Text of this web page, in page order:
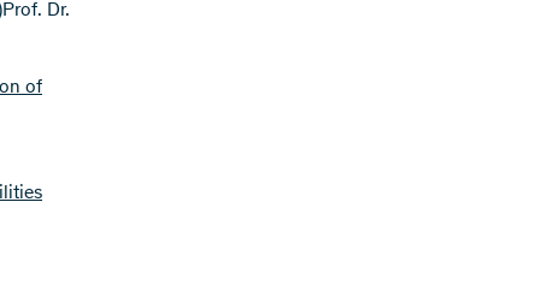
Prof. Dr.
of